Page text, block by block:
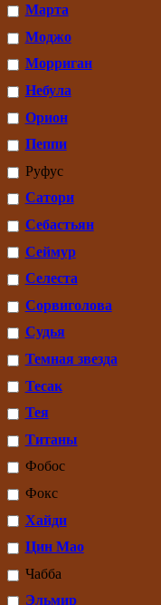
Марта
Моджо
Морриган
Небула
Орион
Пеппи
Руфус
Сатори
Себастьян
Сеймур
Селеста
Сорвиголова
Судья
Темная звезда
Тесак
Тея
Титаны
Фобос
Фокс
Хайди
Цин Мао
Чабба
Эльмир